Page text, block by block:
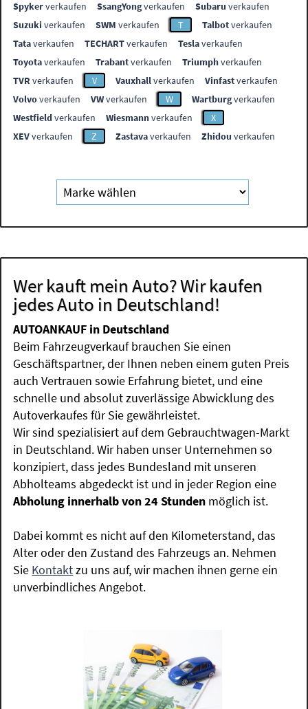
Spykerverkaufen SsangYongverkaufen Subaru verkaufen
Suzuki verkaufen SWM verkaufen T Talbotverkaufen
Tataverkaufen TECHARTverkaufen Teslaverkaufen
Toyotaverkaufen Trabantverkaufen Triumphverkaufen
TVR verkaufen V Vauxhallverkaufen Vinfastverkaufen
Volvoverkaufen VWverkaufen W Wartburgverkaufen
Westfieldverkaufen Wiesmannverkaufen
X
XEVverkaufen Z Zastavaverkaufen Zhidou verkaufen
Wer kauft mein Auto? Wir kaufen
jedes Auto in Deutschland!
AUTOANKAUF in Deutschland
Beim Fahrzeugverkauf brauchen Sie einen
Geschäftspartner, der Ihnen neben einem guten Preis
auch Vertrauen sowie Erfahrung bietet, und eine
schnelle und absolut zuverlässige Abwicklung des
Autoverkaufes für Sie gewährleistet.
Wir sind spezialisiert auf dem Gebrauchtwagen-Markt
in Deutschland. Wir haben unser Unternehmen so
konzipiert, dass jedes Bundesland mit unseren
Abholteams abgedeckt ist und in jeder Region eine
Abholung innerhalb von 24 Stunden möglich ist.
Dabei kommt es nicht auf den Kilometerstand, das
Alter oder den Zustand des Fahrzeugs an. Nehmen
Sie Kontaktzu uns auf, wir machen ihnen gerne ein
unverbindliches Angebot.